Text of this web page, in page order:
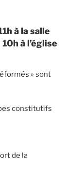
à la salle
à l’église
» sont
constitutifs
de la